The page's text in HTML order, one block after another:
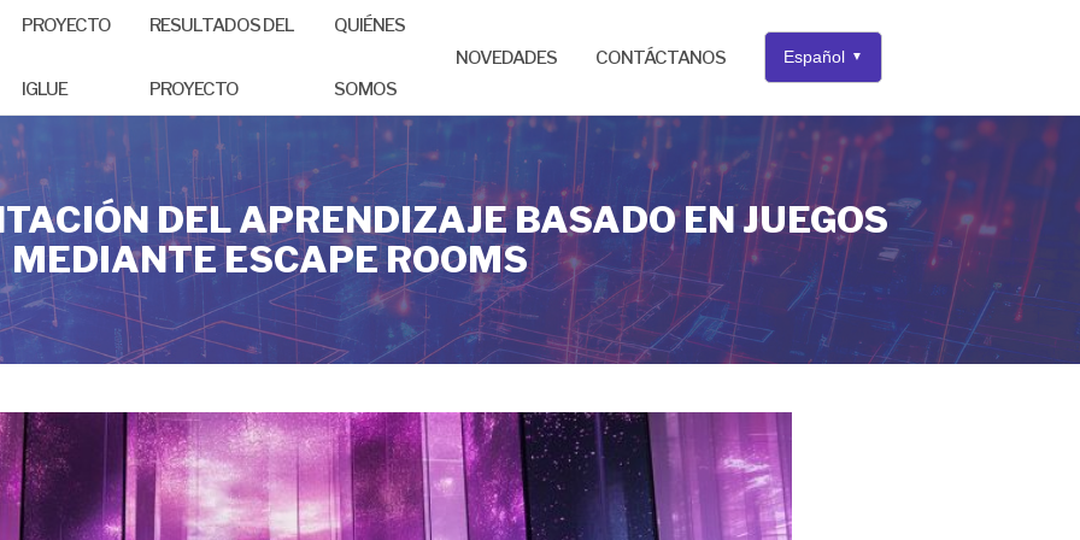
PROYECTO
IGLUE
RESULTADOS DEL
PROYECTO
QUIÉNES
SOMOS
NOVEDADES CONTÁCTANOS Español ▼
DEL APRENDIZAJE BASADO EN JUEGOS
MEDIANTE ESCAPE ROOMS